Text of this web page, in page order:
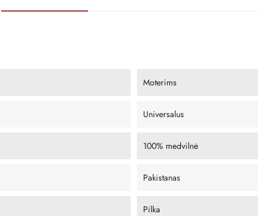
Moterims
Universalus
100% medvilnė
Pakistanas
Pilka